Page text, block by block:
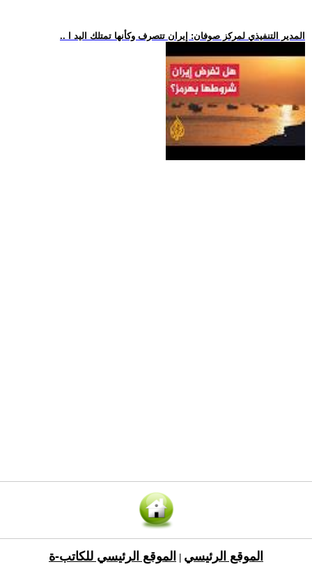
.. المدير التنفيذي لمركز صوفان: إيران تتصرف وكأنها تمتلك اليد ا
الموقع الرئيسي الموقع الرئيسي للكاتب-ة